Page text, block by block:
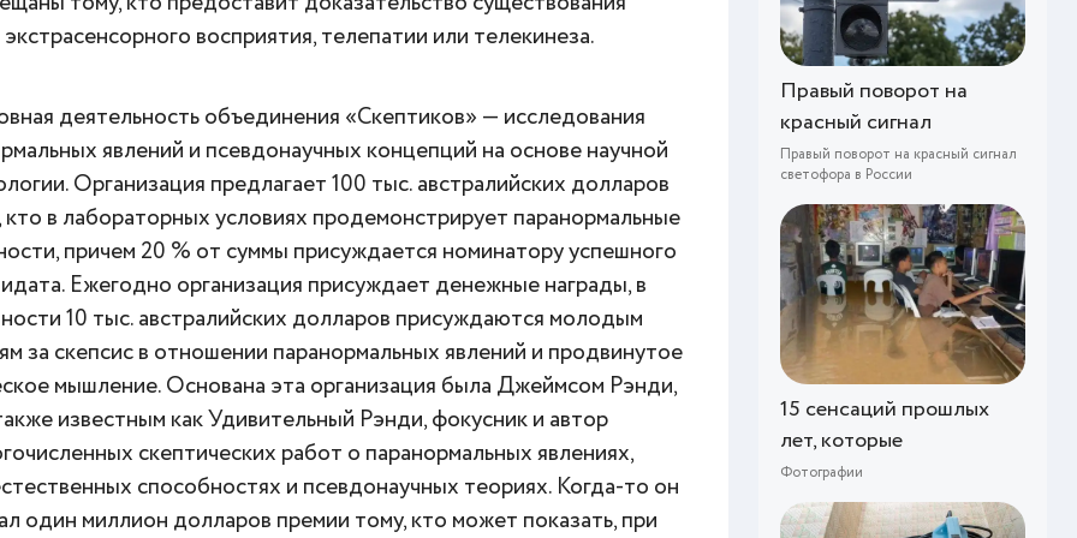
Правый поворот на
красный сигнал
Правый поворот на красный сигнал
светофора в России
15 сенсаций прошлых
лет, которые
Фотографии
экстрасенсорного восприятия, телепатии или телекинеза.
деятельность объединения «Скептиков» — исследования
явлений и псевдонаучных концепций на основе научной
Организация предлагает 100 тыс. австралийских долларов
в лабораторных условиях продемонстрирует паранормальные
причем 20 % от суммы присуждается номинатору успешного
Ежегодно организация присуждает денежные награды, в
10 тыс. австралийских долларов присуждаются молодым
за скепсис в отношении паранормальных явлений и продвинутое
мышление. Основана эта организация была Джеймсом Рэнди,
известным как Удивительный Рэнди, фокусник и автор
скептических работ о паранормальных явлениях,
способностях и псевдонаучных теориях. Когда-то он
один миллион долларов премии тому, кто может показать, при